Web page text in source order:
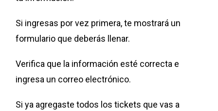
Si ingresas por vez primera, te mostrará un
formulario que deberás llenar.
Verifica que la información esté correcta e
ingresa un correo electrónico.
Si ya agregaste todos los tickets que vas a